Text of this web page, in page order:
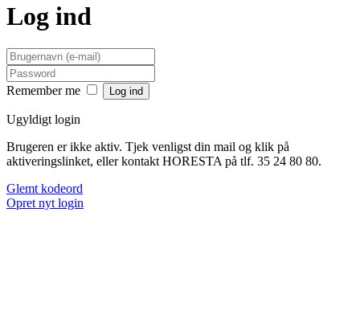
Log ind
Remember me
Ugyldigt login
Brugeren er ikke aktiv. Tjek venligst din mail og klik på
aktiveringslinket, eller kontakt HORESTA på tlf. 35 24 80 80.
Glemt kodeord
Opret nyt login